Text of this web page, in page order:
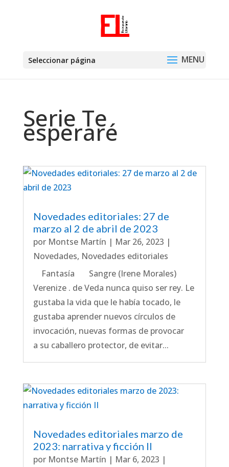
Seleccionar página
Serie Te
esperaré
Novedades editoriales: 27 de
marzo al 2 de abril de 2023
por Montse Martín | Mar 26, 2023 |
Novedades, Novedades editoriales
Fantasía Sangre (Irene Morales)
Verenize . de Veda nunca quiso ser rey. Le
gustaba la vida que le había tocado, le
gustaba aprender nuevos círculos de
invocación, nuevas formas de provocar
a su caballero protector, de evitar...
Novedades editoriales marzo de
2023: narrativa y ficción II
por Montse Martín | Mar 6, 2023 |